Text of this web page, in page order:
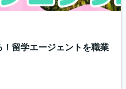
留学エージェントを職業